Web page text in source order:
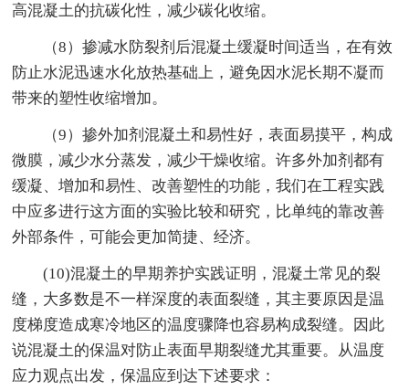
高混凝土的抗碳化性，减少碳化收缩。
（8）掺减水防裂剂后混凝土缓凝时间适当，在有效
防止水泥迅速水化放热基础上，避免因水泥长期不凝而
带来的塑性收缩增加。
（9）掺外加剂混凝土和易性好，表面易摸平，构成
微膜，减少水分蒸发，减少干燥收缩。许多外加剂都有
缓凝、增加和易性、改善塑性的功能，我们在工程实践
中应多进行这方面的实验比较和研究，比单纯的靠改善
外部条件，可能会更加简捷、经济。
(10)混凝土的早期养护实践证明，混凝土常见的裂
缝，大多数是不一样深度的表面裂缝，其主要原因是温
度梯度造成寒冷地区的温度骤降也容易构成裂缝。因此
说混凝土的保温对防止表面早期裂缝尤其重要。从温度
应力观点出发，保温应到达下述要求：